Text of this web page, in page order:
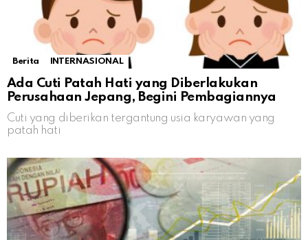
Berita INTERNASIONAL
Ada Cuti Patah Hati yang Diberlakukan
Perusahaan Jepang, Begini Pembagiannya
Cuti yang diberikan tergantung usia karyawan yang
patah hati